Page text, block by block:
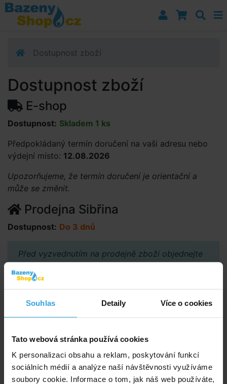
Souhlas Detaily Více o cookies
Tato webová stránka používá cookies
K personalizaci obsahu a reklam, poskytování funkcí
sociálních médií a analýze naší návštěvnosti využíváme
soubory cookie. Informace o tom, jak náš web používáte,
Přejít k navigaci
Přejít na obsah
Přejít k postrannímu sloupci
Dostupnost zboží
Dostupnost zboží
E-shop
Dostupnost: Skladem 1 ks
Předpokládaný termín doručení na vaši adresu nebo
výdejní místo: 12.08.2026
Upozorňujeme, že termín doručení je orientační a
může se změnit.
Prodejna Sibřina
Dostupnost: Do 3 dnů
Před vyzvednutím na prodejně zboží objednejte
vyzvednutí.
Poradíme vám!
+420 281 974 297
Říčanská 69, 250 84 Sibřina